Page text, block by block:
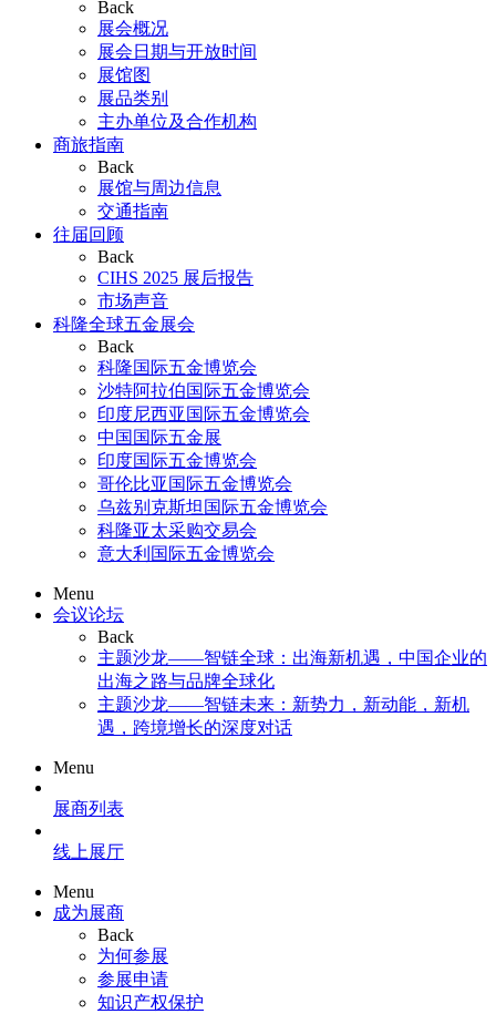
Back
展会概况
展会日期与开放时间
展馆图
展品类别
主办单位及合作机构
商旅指南
Back
展馆与周边信息
交通指南
往届回顾
Back
CIHS 2025 展后报告
市场声音
科隆全球五金展会
Back
科隆国际五金博览会
沙特阿拉伯国际五金博览会
印度尼西亚国际五金博览会
中国国际五金展
印度国际五金博览会
哥伦比亚国际五金博览会
乌兹别克斯坦国际五金博览会
科隆亚太采购交易会
意大利国际五金博览会
Menu
会议论坛
Back
主题沙龙——智链全球：出海新机遇，中国企业的
出海之路与品牌全球化
主题沙龙——智链未来：新势力，新动能，新机
遇，跨境增长的深度对话
Menu
展商列表
线上展厅
Menu
成为展商
Back
为何参展
参展申请
知识产权保护